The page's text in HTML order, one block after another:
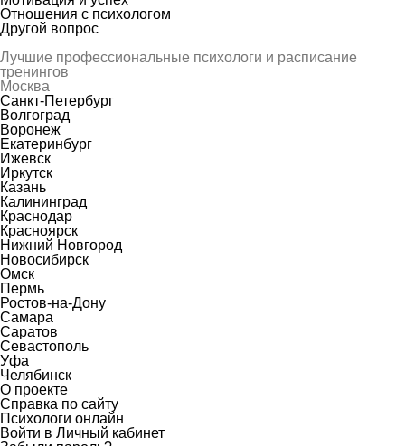
Отношения с психологом
Другой вопрос
Лучшие профессиональные психологи и расписание
тренингов
Москва
Санкт-Петербург
Волгоград
Воронеж
Екатеринбург
Ижевск
Иркутск
Казань
Калининград
Краснодар
Красноярск
Нижний Новгород
Новосибирск
Омск
Пермь
Ростов-на-Дону
Самара
Саратов
Севастополь
Уфа
Челябинск
О проекте
Справка по сайту
Психологи онлайн
Войти в Личный кабинет